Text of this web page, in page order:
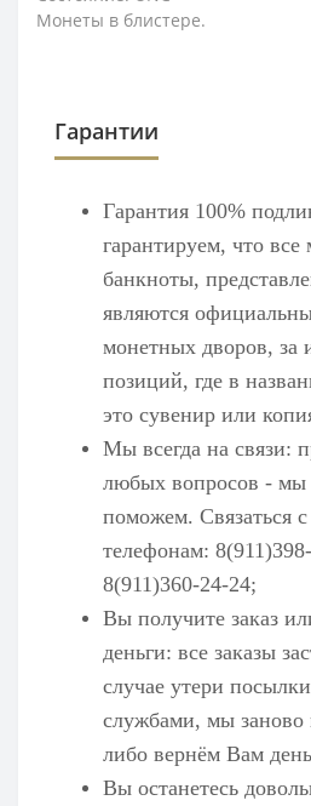
Монеты в блистере.
Гарантии
Гарантия 100%
гарантируем, что
банкноты,
являются
монетных дворов, за
позиций, где в
это сувенир или
Мы всегда на связи:
любых вопросов - мы
поможем. Связаться
телефонам:
8(911)360-24-24;
Вы получите заказ
деньги: все заказы
случае утери
службами, мы заново
либо вернём Вам
Вы останетесь